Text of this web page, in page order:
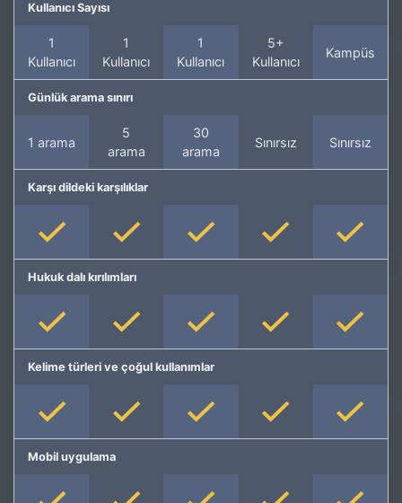
Kullanıcı Sayısı
1
Kullanıcı
1
Kullanıcı
1
Kullanıcı
5+
Kullanıcı
Kampüs
Günlük arama sınırı
1 arama
5
arama
30
arama
Sınırsız Sınırsız
Karşı dildeki karşılıklar
Hukuk dalı kırılımları
Kelime türleri ve çoğul kullanımlar
Mobil uygulama